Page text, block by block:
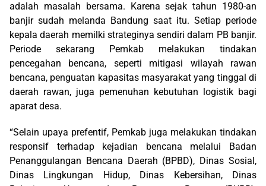
adalah masalah bersama. Karena sejak tahun 1980-an
banjir sudah melanda Bandung saat itu. Setiap periode
kepala daerah memilki strateginya sendiri dalam PB banjir.
Periode sekarang Pemkab melakukan tindakan
pencegahan bencana, seperti mitigasi wilayah rawan
bencana, penguatan kapasitas masyarakat yang tinggal di
daerah rawan, juga pemenuhan kebutuhan logistik bagi
aparat desa.
“Selain upaya prefentif, Pemkab juga melakukan tindakan
responsif terhadap kejadian bencana melalui Badan
Penanggulangan Bencana Daerah (BPBD), Dinas Sosial,
Dinas Lingkungan Hidup, Dinas Kebersihan, Dinas